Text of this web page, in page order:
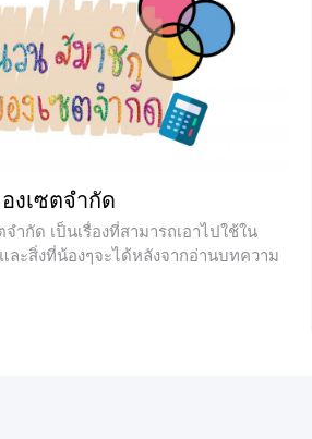
รัศมีของวงกลม วงกลม คือ รูปทรง
ละจะมีมุมภายในของวงกลมที่มีขนาด
นชีวิตประจำวัน เราจะเห็นสิ่งที่มีลักษณะ
เราอยู่เยอะเเยะมากมาย
งเซตจำกัด
ำกัด เป็นเรื่องที่สามารถเอาไปใช้ใน
ละสิ่งที่น้องๆจะได้หลังจากอ่านบทความ